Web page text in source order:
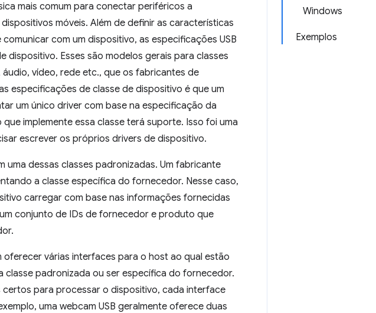
Windows
Exemplos
mais comum para conectar periféricos a
móveis. Além de definir as características
com um dispositivo, as especificações USB
dispositivo. Esses são modelos gerais para classes
vídeo, rede etc., que os fabricantes de
especificações de classe de dispositivo é que um
um único driver com base na especificação da
implemente essa classe terá suporte. Isso foi uma
escrever os próprios drivers de dispositivo.
uma dessas classes padronizadas. Um fabricante
a classe específica do fornecedor. Nesse caso,
carregar com base nas informações fornecidas
conjunto de IDs de fornecedor e produto que
várias interfaces para o host ao qual estão
padronizada ou ser específica do fornecedor.
para processar o dispositivo, cada interface
uma webcam USB geralmente oferece duas